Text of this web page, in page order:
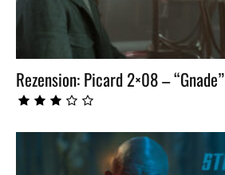
Rezension: Picard 2×08 – “Gnade”